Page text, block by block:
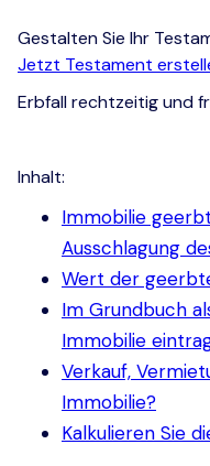
Gestalten Sie Ihr
Jetzt Testament
Erbfall rechtzeitig und
Inhalt:
Immobilie
Ausschlagung
Wert der
Im Grundbuch
Immobilie
Verkauf,
Immobilie?
Kalkulieren Sie